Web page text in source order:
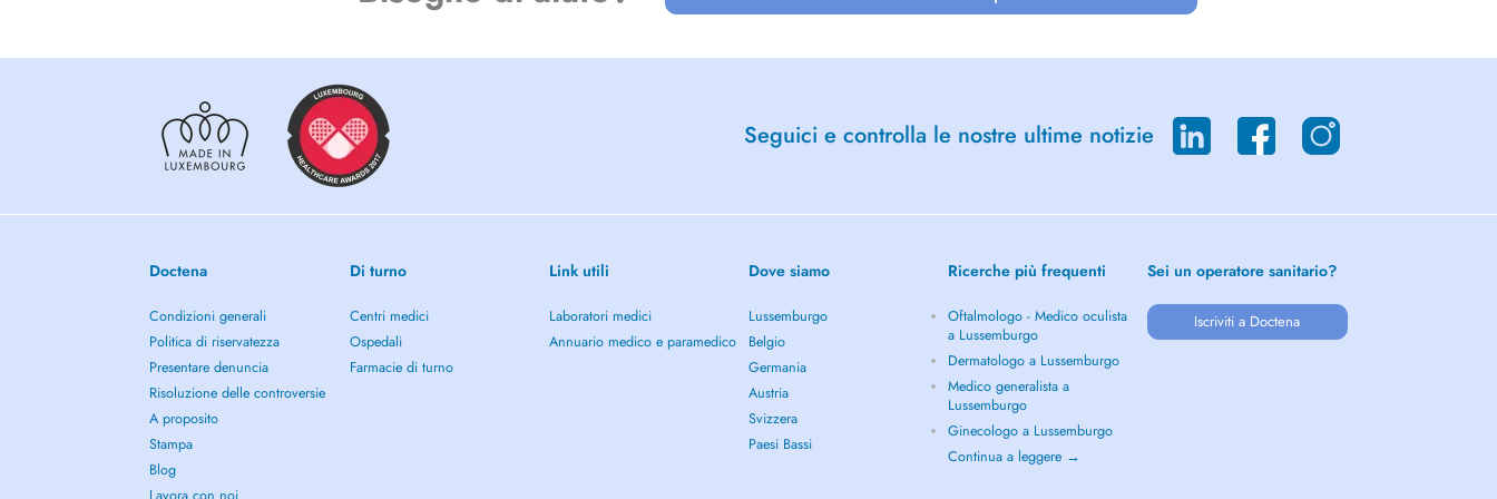
Seguici e controlla le nostre ultime notizie
Doctena
Condizioni generali
Politica di riservatezza
Presentare denuncia
Risoluzione delle controversie
A proposito
Stampa
Blog
Di turno
Centri medici
Ospedali
Farmacie di turno
Link utili
Laboratori medici
Annuario medico e paramedico
Dove siamo
Lussemburgo
Belgio
Germania
Austria
Svizzera
Paesi Bassi
Ricerche più frequenti
Oftalmologo - Medico oculista
a Lussemburgo
Dermatologo a Lussemburgo
Medico generalista a
Lussemburgo
Ginecologo a Lussemburgo
Continua a leggere →
Sei un operatore sanitario?
Iscriviti a Doctena